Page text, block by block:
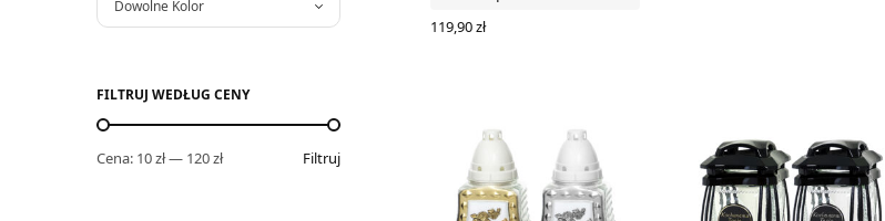
Dowolne Kolor
FILTRUJ WEDŁUG CENY
Filtruj
Cena: 10 zł— 120 zł
119,90zł